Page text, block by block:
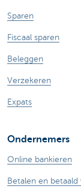
Sparen
Fiscaal sparen
Beleggen
Verzekeren
Expats
Ondernemers
Online bankieren
Betalen en